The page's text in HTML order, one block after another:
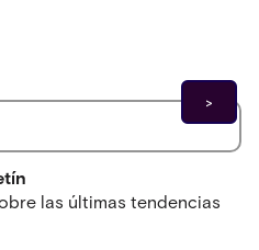
las últimas tendencias